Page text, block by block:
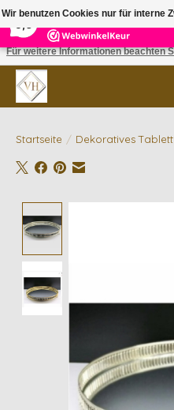
5 Reviews
✓ Gratis verzending vanaf €200 | ✓ 14
Startseite / Dekoratives
Wir benutzen Cookies nur für interne
Ist das in
Für weitere Informationen beachten